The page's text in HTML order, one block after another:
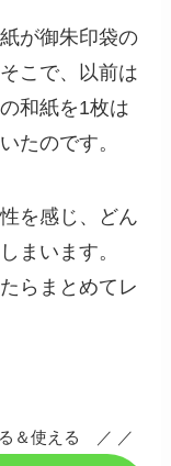
が御朱印袋の
こで、以前は
和紙を1枚は
たのです。
を感じ、どん
まいます。
らまとめてレ
＆使える ／ ／